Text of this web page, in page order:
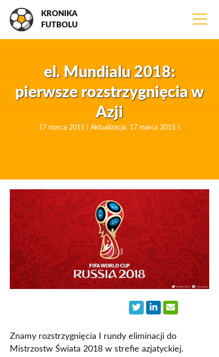
KRONIKA
FUTBOLU
el. Mundialu 2018:
pierwsze rozstrzygnięcia w
Azji
17 marca 2015 | Aktualizacja: 17 marca 2015 r.
Znamy rozstrzygnięcia I rundy eliminacji do
Mistrzostw Świata 2018 w strefie azjatyckiej.